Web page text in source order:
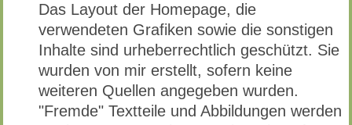
Das Layout der Homepage, die
verwendeten Grafiken sowie die sonstigen
Inhalte sind urheberrechtlich geschützt. Sie
wurden von mir erstellt, sofern keine
weiteren Quellen angegeben wurden.
"Fremde" Textteile und Abbildungen werden